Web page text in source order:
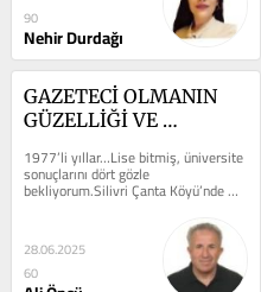
90
Nehir Durdağı
GAZETECİ OLMANIN
GÜZELLİĞİ VE
1977’li yıllar…Lise bitmiş, üniversite
sonuçlarını dört gözle
bekliyorum.Silivri Çanta Köyü’nde
harman zamanı.Buğdayları,...
28.06.2025
60